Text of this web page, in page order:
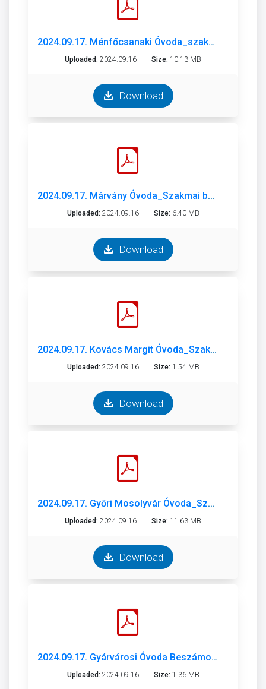
2024.09.17. Ménfőcsanaki Óvoda_szakmai beszámoló_2023-2024..pdf
Uploaded: 2024.09.16 Size: 10.13 MB
Download
2024.09.17. Márvány Óvoda_Szakmai beszámoló 2023-2024.pdf
Uploaded: 2024.09.16 Size: 6.40 MB
Download
2024.09.17. Kovács Margit Óvoda_Szakmai Beszámoló 2023-2024 .pdf
Uploaded: 2024.09.16 Size: 1.54 MB
Download
2024.09.17. Győri Mosolyvár Óvoda_Szakmai beszámoló_2023-24..pdf
Uploaded: 2024.09.16 Size: 11.63 MB
Download
2024.09.17. Gyárvárosi Óvoda Beszámoló 2023-2024.nevelési évről.pdf
Uploaded: 2024.09.16 Size: 1.36 MB